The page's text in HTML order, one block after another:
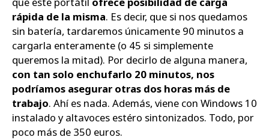
rápida de la misma. Es decir, que si nos quedamos
sin batería, tardaremos únicamente 90 minutos a
cargarla enteramente (o 45 si simplemente
queremos la mitad). Por decirlo de alguna manera,
con tan solo enchufarlo 20 minutos, nos
podríamos asegurar otras dos horas más de
trabajo. Ahí es nada. Además, viene con Windows 10
instalado y altavoces estéro sintonizados. Todo, por
poco más de 350 euros.